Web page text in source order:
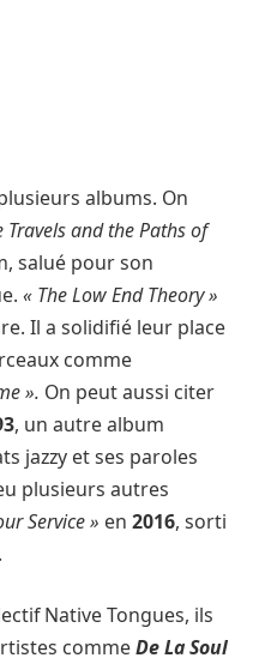
albums. On
Travels and the Paths of
salué pour son
« The Low End Theory »
Il a solidifié leur place
comme
». On peut aussi citer
, un autre album
jazzy et ses paroles
plusieurs autres
Service » en 2016, sorti
Native Tongues, ils
commeDe La Soul